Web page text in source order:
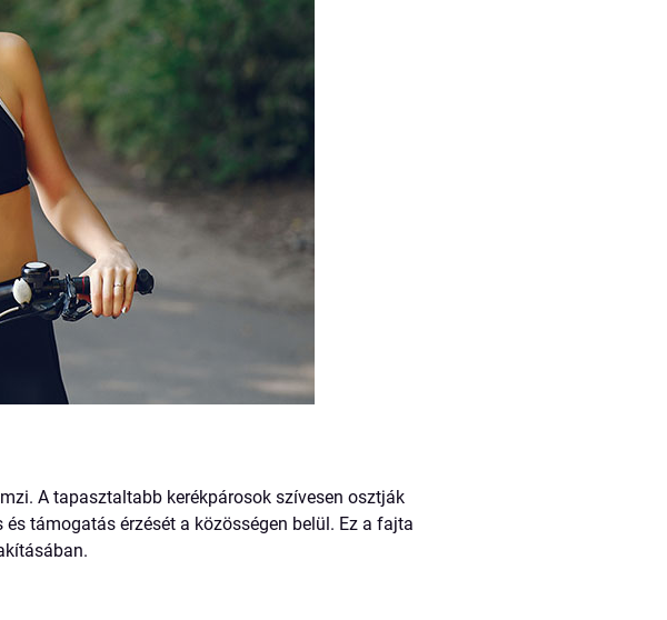
A tapasztaltabb kerékpárosok szívesen osztják
támogatás érzését a közösségen belül. Ez a fajta